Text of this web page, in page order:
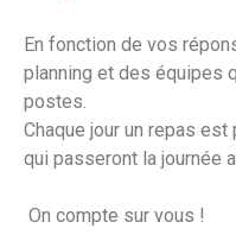
En fonction de vos
planning et des équipes
postes.
Chaque jour un repas
qui passeront la journée
On compte sur vous !